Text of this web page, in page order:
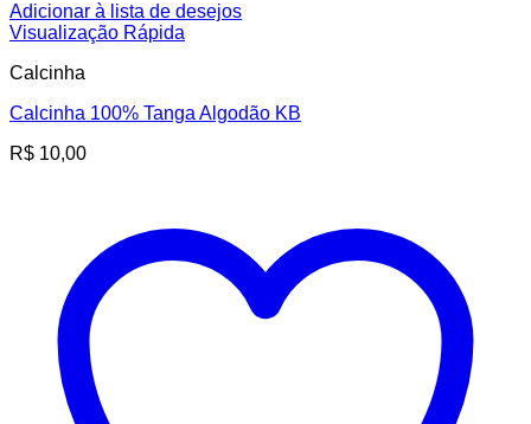
Adicionar à lista de desejos
Visualização Rápida
Calcinha
Calcinha 100% Tanga Algodão KB
R$ 10,00